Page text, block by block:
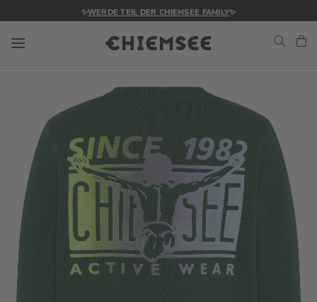
✨WERDE TEIL DER CHIEMSEE FAMILY✨
Bildgalerie
springen